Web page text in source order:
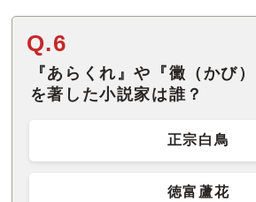
Q.6
『あらくれ』や『黴（かび
を著した小説家は誰？
正宗白鳥
徳富蘆花